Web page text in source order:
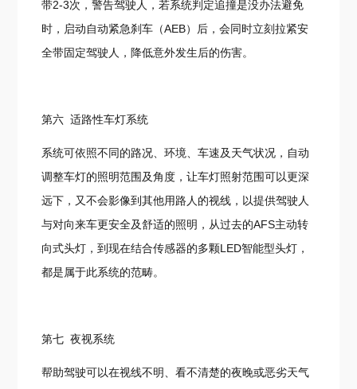
带2-3次，警告驾驶人，若系统判定追撞是没办法避免
时，启动自动紧急刹车（AEB）后，会同时立刻拉紧安
全带固定驾驶人，降低意外发生后的伤害。
第六 适路性车灯系统
系统可依照不同的路况、环境、车速及天气状况，自动
调整车灯的照明范围及角度，让车灯照射范围可以更深
远下，又不会影像到其他用路人的视线，以提供驾驶人
与对向来车更安全及舒适的照明，从过去的AFS主动转
向式头灯，到现在结合传感器的多颗LED智能型头灯，
都是属于此系统的范畴。
第七 夜视系统
帮助驾驶可以在视线不明、看不清楚的夜晚或恶劣天气